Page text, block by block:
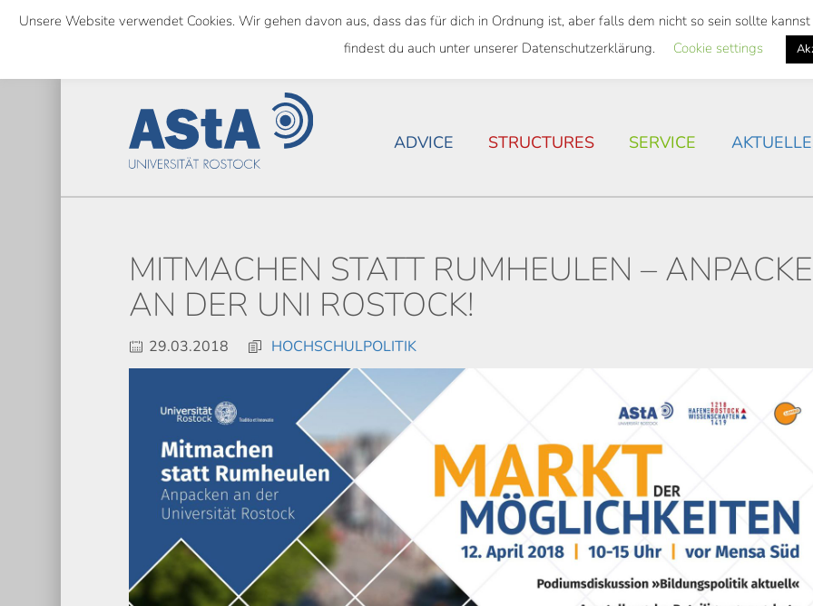
Skip
content
NATIONWIDE SEMESTER TICKET HOUSING SITUATION IN
ADVICE STRUCTURES SERVICE
MITMACHEN STATT RUMHEULEN –
AN DER UNI ROSTOCK!
29.03.2018 HOCHSCHULPOLITIK
Unsere Website verwendet Cookies. Wir gehen davon aus, dass das für dich in Ordnung ist, aber falls dem nicht so sein sollte
findest du auch unter unserer Datenschutzerklärung.
Cookie settings